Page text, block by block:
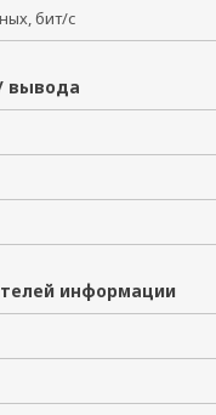
бит/с
вывода
информации